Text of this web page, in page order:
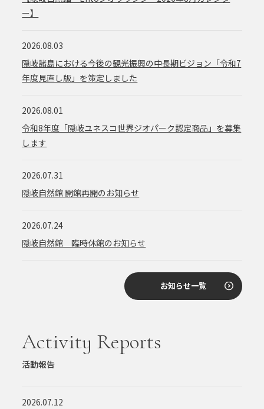
ー】
2026.08.03
隠岐諸島における今後の観光振興の中長期ビジョン「令和7
年度見直し版」を策定しました
2026.08.01
令和8年度「隠岐ユネスコ世界ジオパーク認定商品」を募集
します
2026.07.31
隠岐自然館 開館再開のお知らせ
2026.07.24
隠岐自然館 臨時休館のお知らせ
お知らせ一覧
Activity Reports
活動報告
2026.07.12